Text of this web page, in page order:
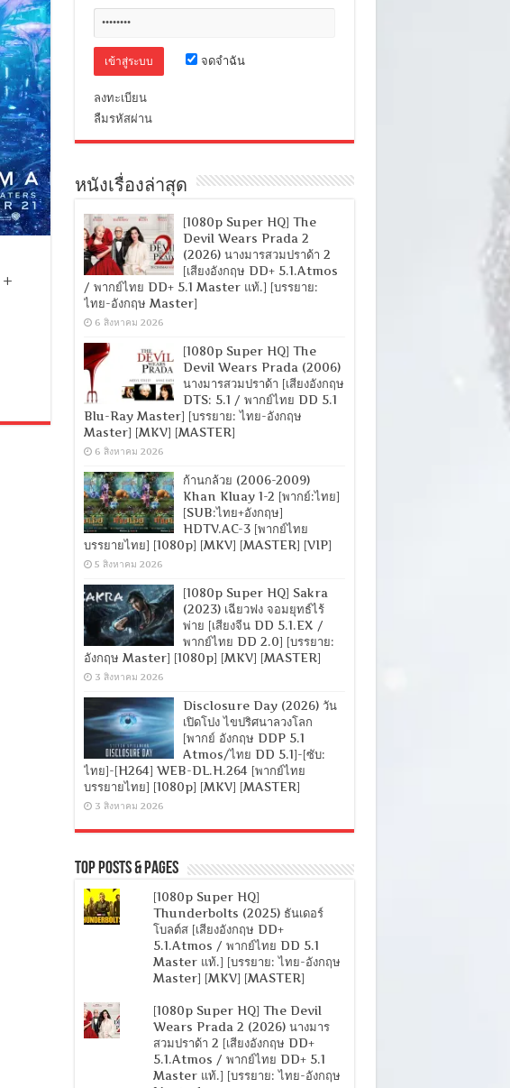
จดจำฉัน
ลงทะเบียน
ลืมรหัสผ่าน
หนังเรื่องล่าสุด
[1080p Super HQ] The
Devil Wears Prada 2
(2026) นางมารสวมปราด้า 2
[เสียงอังกฤษ DD+ 5.1.Atmos
/ พากย์ไทย DD+ 5.1 Master แท้.] [บรรยาย:
ไทย-อังกฤษ Master]
6 สิงหาคม 2026
[1080p Super HQ] The
Devil Wears Prada (2006)
นางมารสวมปราด้า [เสียงอังกฤษ
DTS: 5.1 / พากย์ไทย DD 5.1
Blu-Ray Master] [บรรยาย: ไทย-อังกฤษ
Master] [MKV] [MASTER]
6 สิงหาคม 2026
ก้านกล้วย (2006-2009)
Khan Kluay 1-2 [พากย์:ไทย]
[SUB:ไทย+อังกฤษ]
HDTV.AC-3 [พากย์ไทย
บรรยายไทย] [1080p] [MKV] [MASTER] [VIP]
5 สิงหาคม 2026
[1080p Super HQ] Sakra
(2023) เฉียวฟง จอมยุทธ์ไร้
พ่าย [เสียงจีน DD 5.1.EX /
พากย์ไทย DD 2.0] [บรรยาย:
อังกฤษ Master] [1080p] [MKV] [MASTER]
3 สิงหาคม 2026
Disclosure Day (2026) วัน
เปิดโปง ไขปริศนาลวงโลก
[พากย์ อังกฤษ DDP 5.1
Atmos/ไทย DD 5.1]-[ซับ:
ไทย]-[H264] WEB-DL.H.264 [พากย์ไทย
บรรยายไทย] [1080p] [MKV] [MASTER]
3 สิงหาคม 2026
Top Posts & Pages
[1080p Super HQ]
Thunderbolts (2025) ธันเดอร์
โบลต์ส [เสียงอังกฤษ DD+
5.1.Atmos / พากย์ไทย DD 5.1
Master แท้.] [บรรยาย: ไทย-อังกฤษ
Master] [MKV] [MASTER]
[1080p Super HQ] The Devil
Wears Prada 2 (2026) นางมาร
สวมปราด้า 2 [เสียงอังกฤษ DD+
5.1.Atmos / พากย์ไทย DD+ 5.1
Master แท้.] [บรรยาย: ไทย-อังกฤษ